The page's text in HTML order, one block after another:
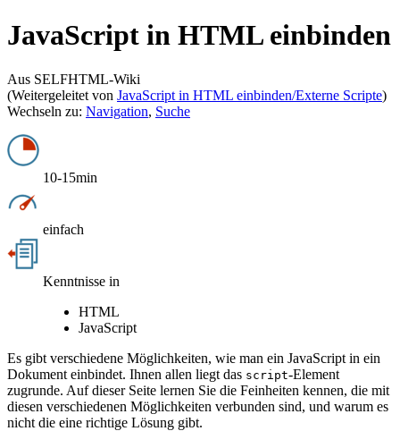
JavaScript in HTML einbinden
Aus SELFHTML-Wiki
(Weitergeleitet von JavaScript in HTML einbinden/Externe Scripte)
Wechseln zu: Navigation, Suche
10-15min
einfach
Kenntnisse in
HTML
JavaScript
Es gibt verschiedene Möglichkeiten, wie man ein JavaScript in ein
Dokument einbindet. Ihnen allen liegt das script-Element
zugrunde. Auf dieser Seite lernen Sie die Feinheiten kennen, die mit
diesen verschiedenen Möglichkeiten verbunden sind, und warum es
nicht die eine richtige Lösung gibt.